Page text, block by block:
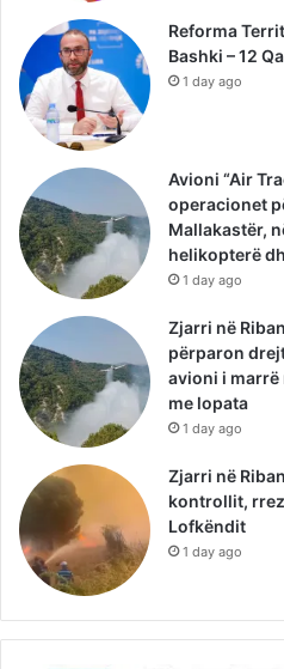
Reforma
Bashki – 12
1 day ago
Avioni “Air
operacionet
Mallakastër,
helikopterë
1 day ago
Zjarri në
përparon
avioni i
me lopata
1 day ago
Zjarri në
kontrollit,
Lofkëndit
1 day ago